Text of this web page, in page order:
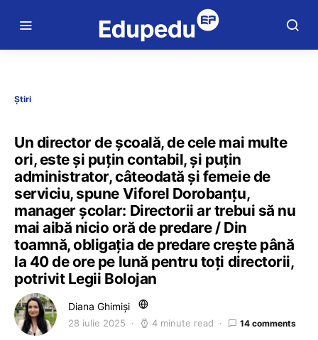
Știri
Un director de școală, de cele mai multe
ori, este și puțin contabil, și puțin
administrator, câteodată și femeie de
serviciu, spune Viforel Dorobanțu,
manager școlar: Directorii ar trebui să nu
mai aibă nicio oră de predare / Din
toamnă, obligația de predare crește până
la 40 de ore pe lună pentru toți directorii,
potrivit Legii Bolojan
Diana Ghimiși
28 iulie 2025 4 minute read 14 comments